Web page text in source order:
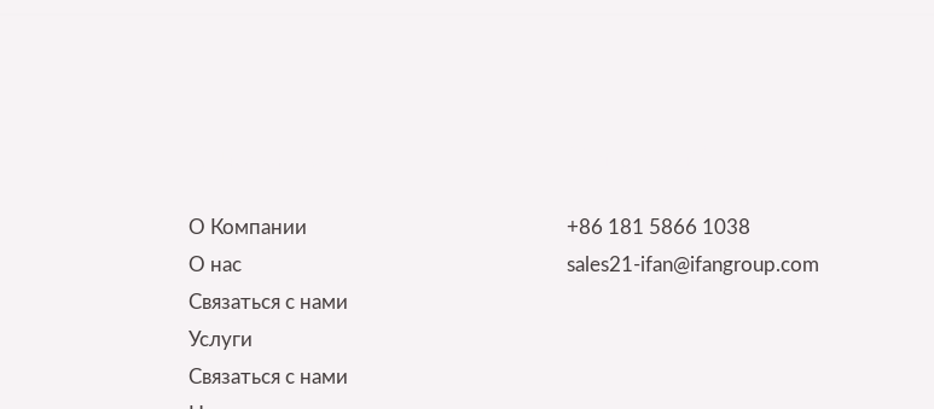
О Компании
О нас
Связаться с нами
Услуги
Связаться с нами
+86 181 5866 1038
sales21-ifan@ifangroup.com